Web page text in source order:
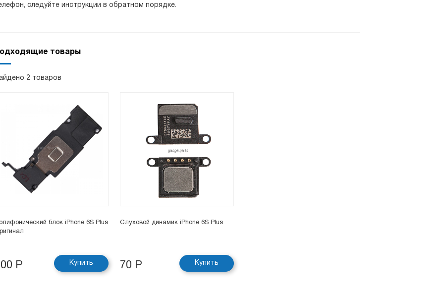
следуйте инструкции в обратном порядке.
товары
2 товаров
блок iPhone 6S Plus
Р Купить
Слуховой динамик iPhone 6S Plus
70 Р Купить